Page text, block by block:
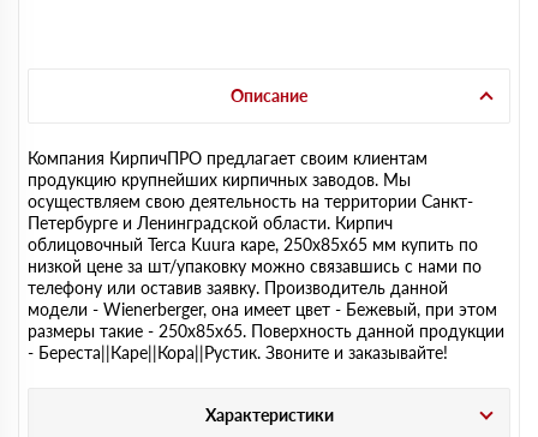
Описание
Компания КирпичПРО предлагает своим клиентам
продукцию крупнейших кирпичных заводов. Мы
осуществляем свою деятельность на территории Санкт-
Петербурге и Ленинградской области. Кирпич
облицовочный Terca Kuura каре, 250х85х65 мм купить по
низкой цене за шт/упаковку можно связавшись с нами по
телефону или оставив заявку. Производитель данной
модели - Wienerberger, она имеет цвет - Бежевый, при этом
размеры такие - 250х85х65. Поверхность данной продукции
- Береста||Каре||Кора||Рустик. Звоните и заказывайте!
Характеристики